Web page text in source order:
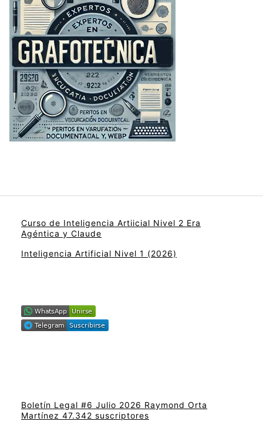
Curso de Inteligencia Artiicial Nivel 2 Era
Agéntica y Claude
Inteligencia Artificial Nivel 1 (2026)
Boletín Legal #6 Julio 2026 Raymond Orta
Martínez 47.342 suscriptores